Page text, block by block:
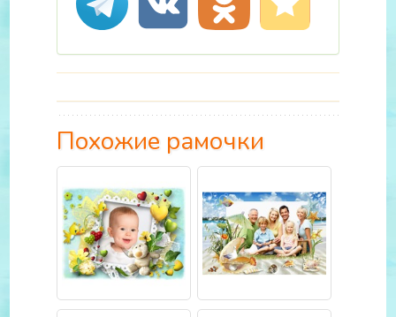
Похожие рамочки